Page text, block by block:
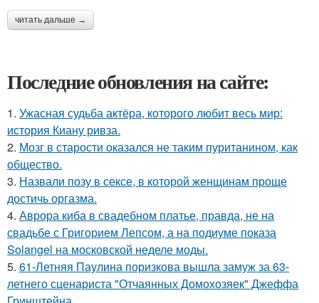
читать дальше →
Последние обновления на сайте:
1. Ужасная судьба актёра, которого любит весь мир:
история Киану ривза.
2. Мозг в старости оказался не таким пуританином, как
общество.
3. Назвали позу в сексе, в которой женщинам проще
достичь оргазма.
4. Аврора киба в свадебном платье, правда, не на
свадьбе с Григорием Лепсом, а на подиуме показа
Solangel на московской неделе моды.
5. 61-Летняя Паулина поризкова вышла замуж за 63-
летнего сценариста "Отчаянных Домохозяек" Джеффа